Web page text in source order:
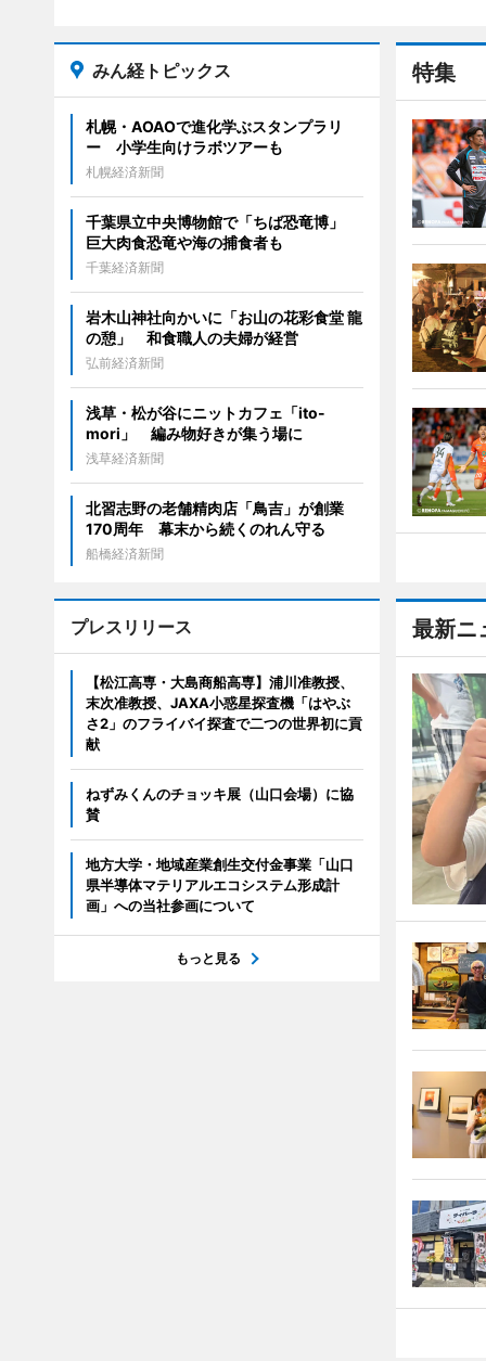
特集
最新ニ
みん経トピックス
札幌・AOAOで進化学ぶスタンプラリ
ー 小学生向けラボツアーも
札幌経済新聞
千葉県立中央博物館で「ちば恐竜博」
巨大肉食恐竜や海の捕食者も
千葉経済新聞
岩木山神社向かいに「お山の花彩食堂 龍
の憩」 和食職人の夫婦が経営
弘前経済新聞
浅草・松が谷にニットカフェ「ito-
mori」 編み物好きが集う場に
浅草経済新聞
北習志野の老舗精肉店「鳥吉」が創業
170周年 幕末から続くのれん守る
船橋経済新聞
プレスリリース
【松江高専・大島商船高専】浦川准教授、
末次准教授、JAXA小惑星探査機「はやぶ
さ2」のフライバイ探査で二つの世界初に貢
献
ねずみくんのチョッキ展（山口会場）に協
賛
地方大学・地域産業創生交付金事業「山口
県半導体マテリアルエコシステム形成計
画」への当社参画について
もっと見る